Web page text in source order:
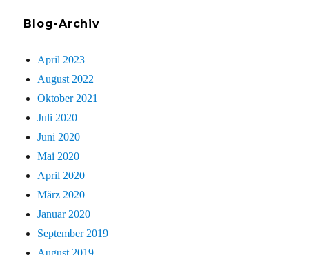
Blog-Archiv
April 2023
August 2022
Oktober 2021
Juli 2020
Juni 2020
Mai 2020
April 2020
März 2020
Januar 2020
September 2019